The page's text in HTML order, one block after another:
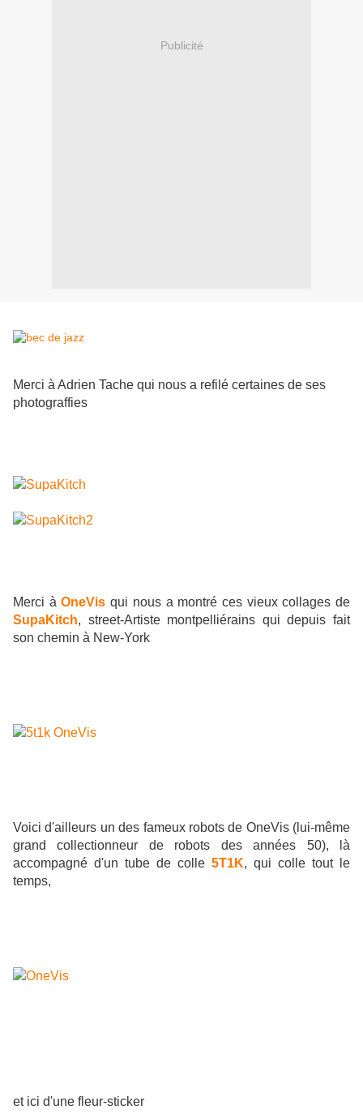
Publicité
Merci à Adrien Tache qui nous a refilé certaines de ses
photograffies
Merci àOneVis qui nous a montré ces vieux collages de
SupaKitch, street-Artiste montpelliérains qui depuis fait
son chemin à New-York
Voici d'ailleurs un des fameux robots de OneVis (lui-même
grand collectionneur de robots des années 50), là
accompagné d'un tube de colle 5T1K, qui colle tout le
temps,
et ici d'une fleur-sticker